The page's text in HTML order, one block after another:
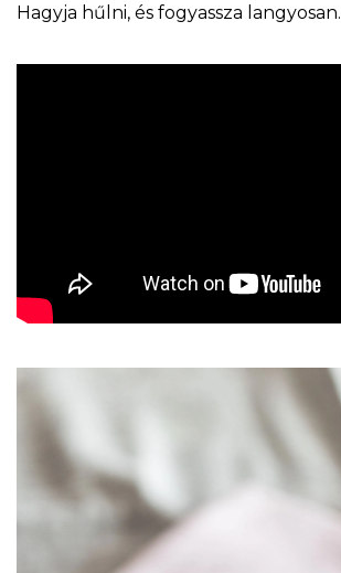
Hagyja hűlni, és fogyassza langyosan.